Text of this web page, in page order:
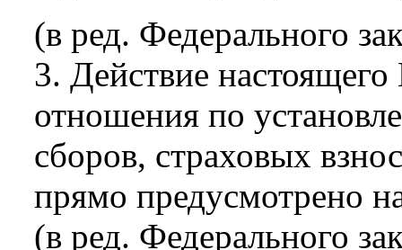
(в ред. Федерального
3. Действие настоящего
отношения по
сборов, страховых
прямо предусмотрено
(в ред. Федерального